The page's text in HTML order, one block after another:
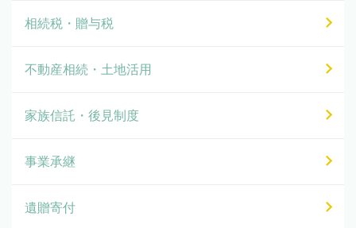
相続税・贈与税
不動産相続・土地活用
家族信託・後見制度
事業承継
遺贈寄付